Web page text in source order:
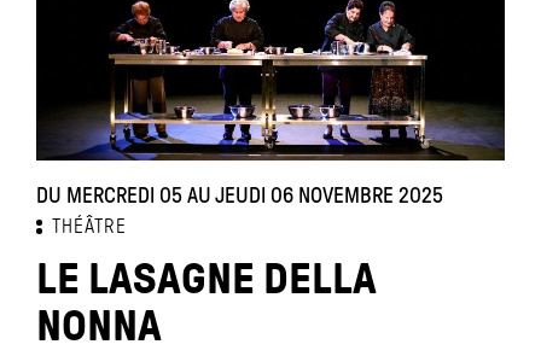
DU MERCREDI 05 AU JEUDI 06 NOVEMBRE 2025
THÉÂTRE
LE LASAGNE DELLA
NONNA